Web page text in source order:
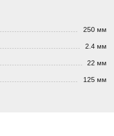
250 мм
2.4 мм
22 мм
125 мм